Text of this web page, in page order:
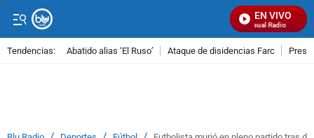
EN VIVO
Señal Visual Radio
Tendencias: Abatido alias ‘El Ruso’ Ataque de disidencias Farc